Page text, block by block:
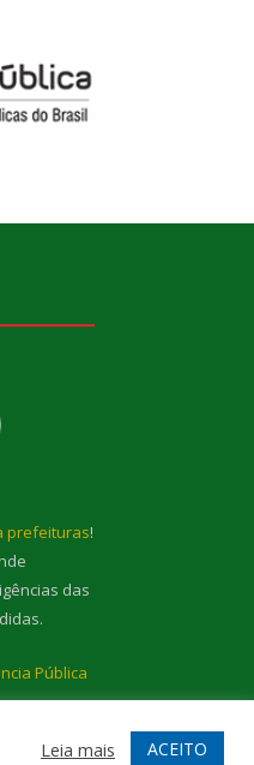
prefeituras!
das
Pública
Leia mais ACEITO